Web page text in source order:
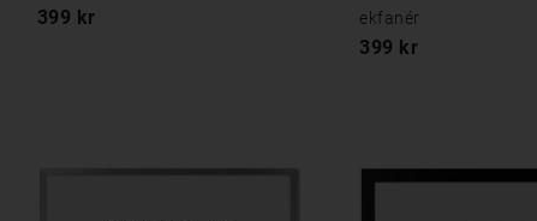
399 kr
ekfanér
399 kr